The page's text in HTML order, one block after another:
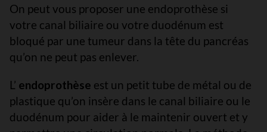
On peut vous proposer une endoprothèse si
votre canal biliaire ou votre duodénum est
bloqué par une tumeur dans la tête du pancréas
qu’on ne peut pas enlever.
L’ endoprothèse est un petit tube de métal ou de
plastique qu’on insère dans le canal biliaire ou le
duodénum pour aider à le maintenir ouvert et y